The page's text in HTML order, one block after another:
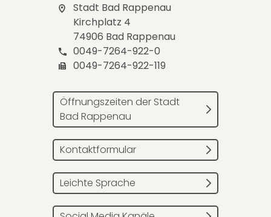
Stadt Bad Rappenau
Kirchplatz 4
74906 Bad Rappenau
0049-7264-922-0
0049-7264-922-119
Öffnungszeiten der Stadt
Bad Rappenau
Kontaktformular
Leichte Sprache